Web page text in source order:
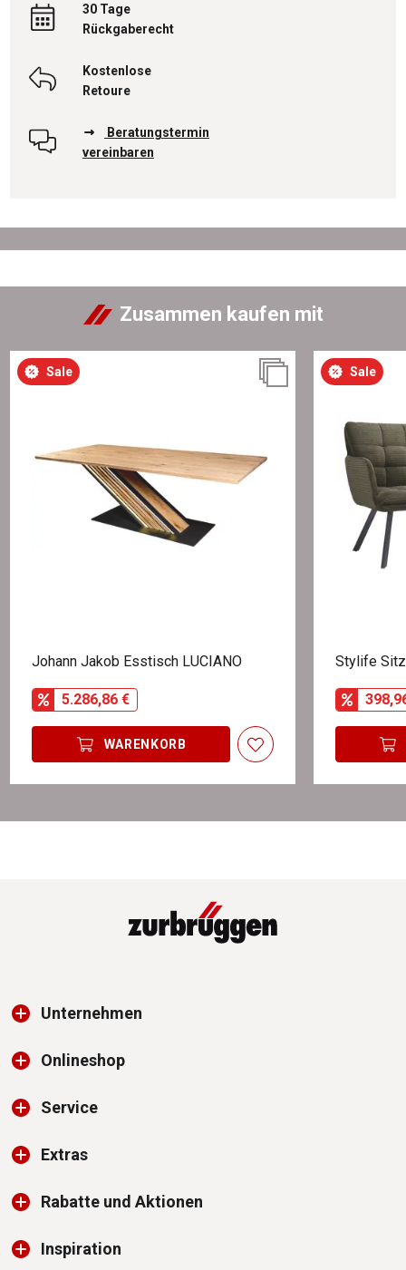
30 Tage
Rückgaberecht
Kostenlose
Retoure
Beratungstermin
vereinbaren
Zusammen kaufen mit
Sale
Johann Jakob Esstisch LUCIANO
5.286,86 €
WARENKORB
Sale
Stylife
Unternehmen
Onlineshop
Service
Extras
Rabatte und Aktionen
Inspiration